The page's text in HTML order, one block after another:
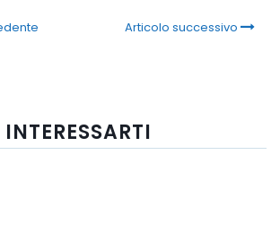
Articolo successivo